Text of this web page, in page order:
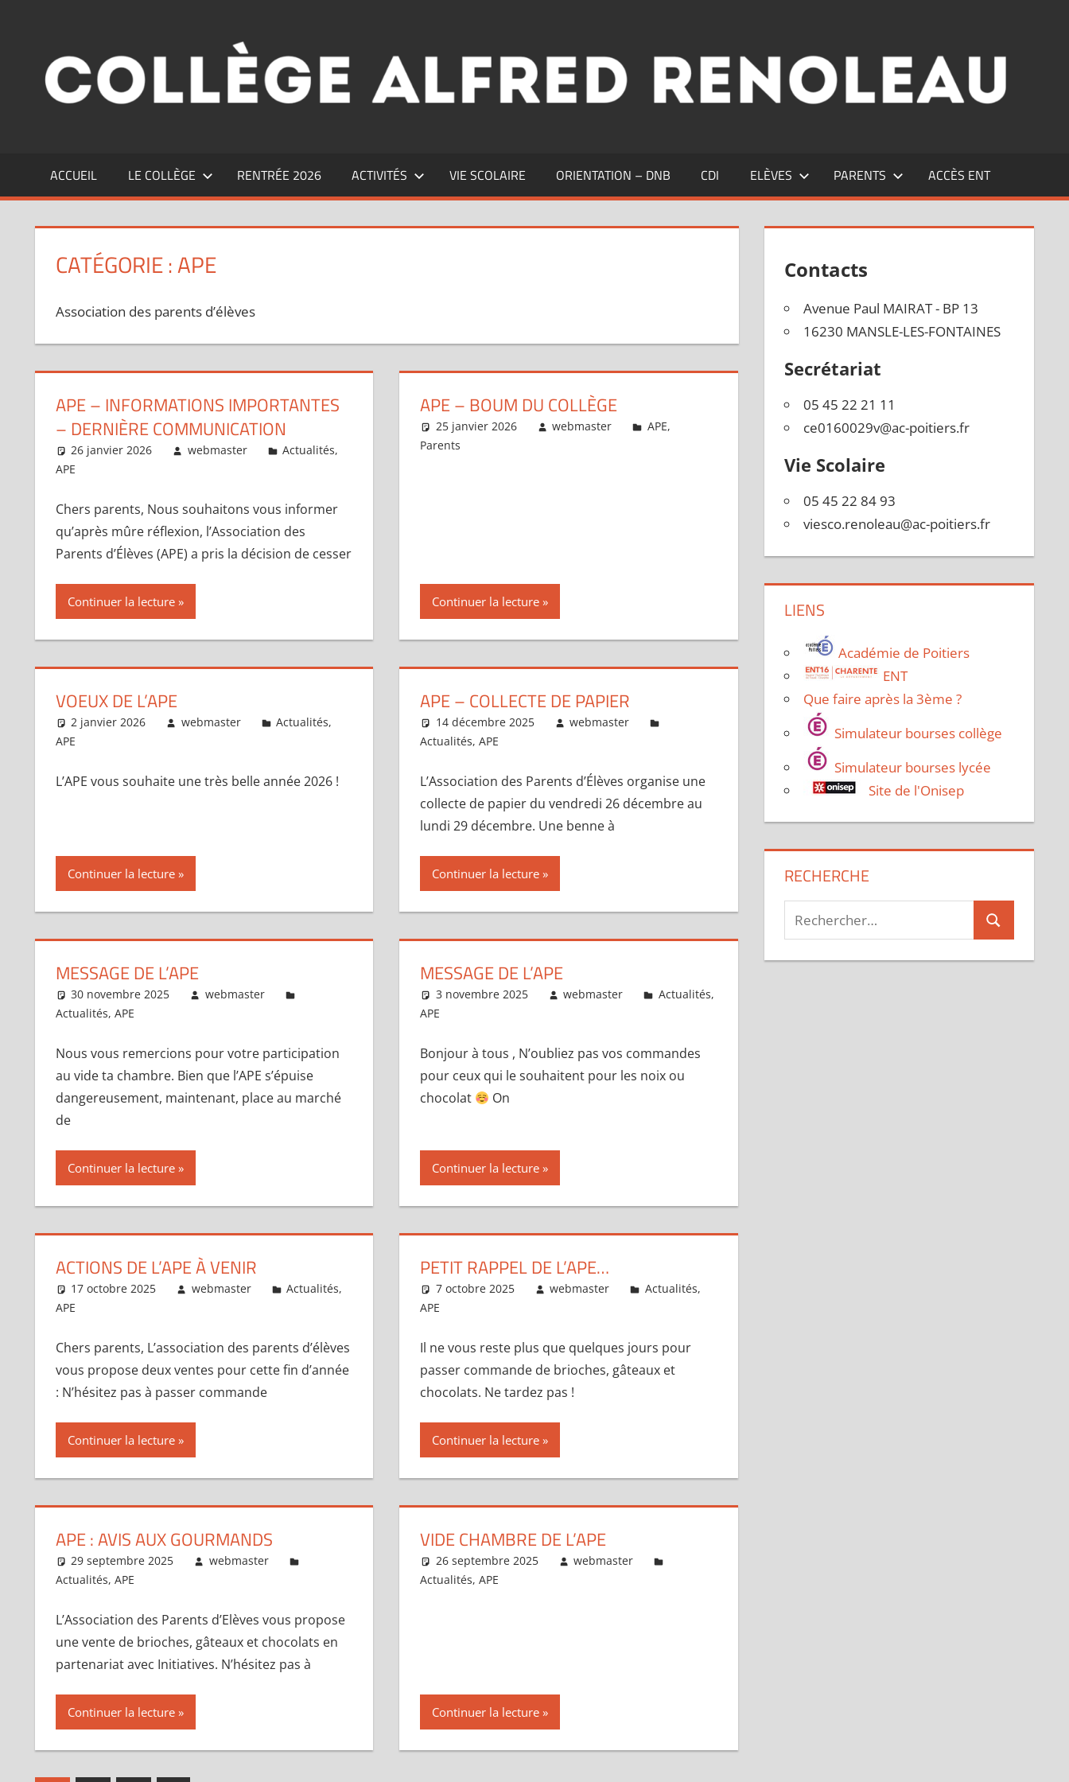
ACCUEIL LE COLLÈGE RENTRÉE 2026 ACTIVITÉS VIE SCOLAIRE ORIENTATION – DNB CDI ELÈVES PARENTS ACCÈS ENT
CATÉGORIE :APE
Association des parents d’élèves
APE – INFORMATIONS IMPORTANTES
– DERNIÈRE COMMUNICATION
26 janvier 2026 webmaster Actualités,
APE
Chers parents, ​Nous souhaitons vous informer
qu’après mûre réflexion, l’Association des
Parents d’Élèves (APE) a pris la décision de cesser
Continuer la lecture
APE – BOUM DU COLLÈGE
25 janvier 2026 webmaster APE,
Parents
Continuer la lecture
VOEUX DE L’APE
2 janvier 2026 webmaster Actualités,
APE
L’APE vous souhaite une très belle année 2026 !
Continuer la lecture
APE – COLLECTE DE PAPIER
14 décembre 2025
webmaster
Actualités, APE
L’Association des Parents d’Élèves organise une
collecte de papier du vendredi 26 décembre au
lundi 29 décembre. Une benne à
Continuer la lecture
MESSAGE DE L’APE
30 novembre 2025
webmaster
Actualités, APE
Nous vous remercions pour votre participation
au vide ta chambre. Bien que l’APE s’épuise
dangereusement, maintenant, place au marché
de
Continuer la lecture
MESSAGE DE L’APE
3 novembre 2025 webmaster Actualités,
APE
Bonjour à tous , N’oubliez pas vos commandes
pour ceux qui le souhaitent pour les noix ou
chocolat
On
Continuer la lecture
ACTIONS DE L’APE À VENIR
17 octobre 2025 webmaster Actualités,
APE
Chers parents, L’association des parents d’élèves
vous propose deux ventes pour cette fin d’année
: N’hésitez pas à passer commande
Continuer la lecture
PETIT RAPPEL DE L’APE…
7 octobre 2025 webmaster Actualités,
APE
Il ne vous reste plus que quelques jours pour
passer commande de brioches, gâteaux et
chocolats. Ne tardez pas !
Continuer la lecture
APE : AVIS AUX GOURMANDS
29 septembre 2025
webmaster
Actualités, APE
L’Association des Parents d’Elèves vous propose
une vente de brioches, gâteaux et chocolats en
partenariat avec Initiatives. N’hésitez pas à
Continuer la lecture
VIDE CHAMBRE DE L’APE
26 septembre 2025
webmaster
Actualités, APE
Continuer la lecture
Contacts
Avenue Paul MAIRAT - BP 13
16230 MANSLE-LES-FONTAINES
Secrétariat
05 45 22 21 11
ce0160029v@ac-poitiers.fr
Vie Scolaire
05 45 22 84 93
viesco.renoleau@ac-poitiers.fr
LIENS
Académie de Poitiers
ENT
Que faire après la 3ème ?
Simulateur bourses collège
Simulateur bourses lycée
Site de l'Onisep
RECHERCHE
Recherche
pour :
Rechercher